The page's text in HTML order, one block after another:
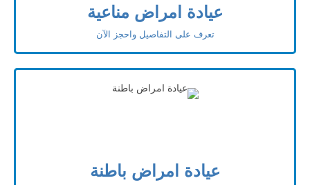
عيادة امراض مناعية
تعرف على التفاصيل واحجز الآن
عيادة امراض باطنة